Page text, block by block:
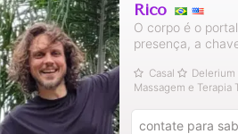
Rico
O corpo é o
presença, a
Casal Delerium
Massagem e Terapia
contate para